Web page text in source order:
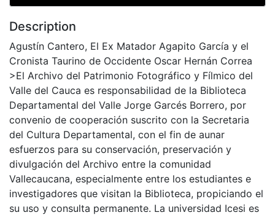
Description
Agustín Cantero, El Ex Matador Agapito García y el
Cronista Taurino de Occidente Oscar Hernán Correa
>El Archivo del Patrimonio Fotográfico y Fílmico del
Valle del Cauca es responsabilidad de la Biblioteca
Departamental del Valle Jorge Garcés Borrero, por
convenio de cooperación suscrito con la Secretaria
del Cultura Departamental, con el fin de aunar
esfuerzos para su conservación, preservación y
divulgación del Archivo entre la comunidad
Vallecaucana, especialmente entre los estudiantes e
investigadores que visitan la Biblioteca, propiciando el
su uso y consulta permanente. La universidad Icesi es